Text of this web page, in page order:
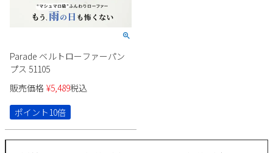
Parade ベルトローファーパン
プス 51105
販売価格 ¥5,489税込
ポイント10倍